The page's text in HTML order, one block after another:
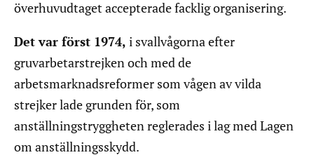
överhuvudtaget accepterade facklig organisering.
Det var först 1974, i svallvågorna efter
gruvarbetarstrejken och med de
arbetsmarknadsreformer som vågen av vilda
strejker lade grunden för, som
anställningstryggheten reglerades i lag med Lagen
om anställningsskydd.